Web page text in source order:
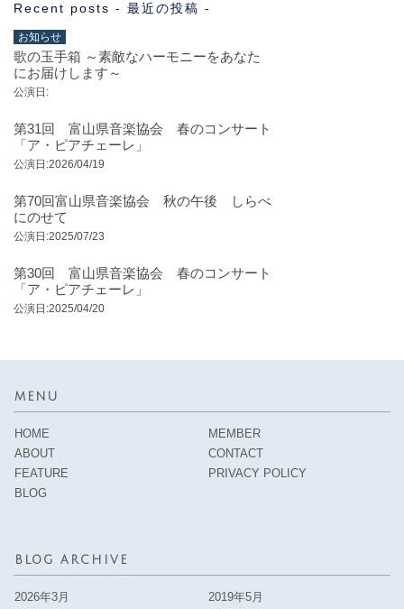
Recent posts - 最近の投稿 -
お知らせ
歌の玉手箱 ～素敵なハーモニーをあなた
にお届けします～
公演日:
第31回 富山県音楽協会 春のコンサート
「ア・ピアチェーレ」
公演日:2026/04/19
第70回富山県音楽協会 秋の午後 しらべ
にのせて
公演日:2025/07/23
第30回 富山県音楽協会 春のコンサート
「ア・ピアチェーレ」
公演日:2025/04/20
MENU
HOME
ABOUT
FEATURE
BLOG
MEMBER
CONTACT
PRIVACY POLICY
BLOG ARCHIVE
2026年3月
2019年5月